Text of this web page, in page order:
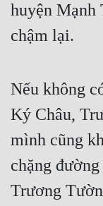
Dị Giới
Gia Đấu
Góc Nhìn Nam
Góc Nhìn Nữ
Huyền Huyễn
Huyền Nghi
huyện Mạnh
chậm lại.
Nếu không
Ký Châu,
mình cũng
chặng
Trương